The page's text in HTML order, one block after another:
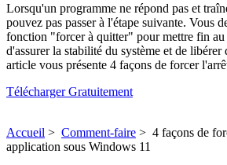
Lorsqu'un programme ne répond pas et
pouvez pas passer à l'étape suivante. Vous
fonction "forcer à quitter" pour mettre fin au
d'assurer la stabilité du système et de libérer
article vous présente 4 façons de forcer
Télécharger Gratuitement
Accueil > Comment-faire > 4 façons de
application sous Windows 11